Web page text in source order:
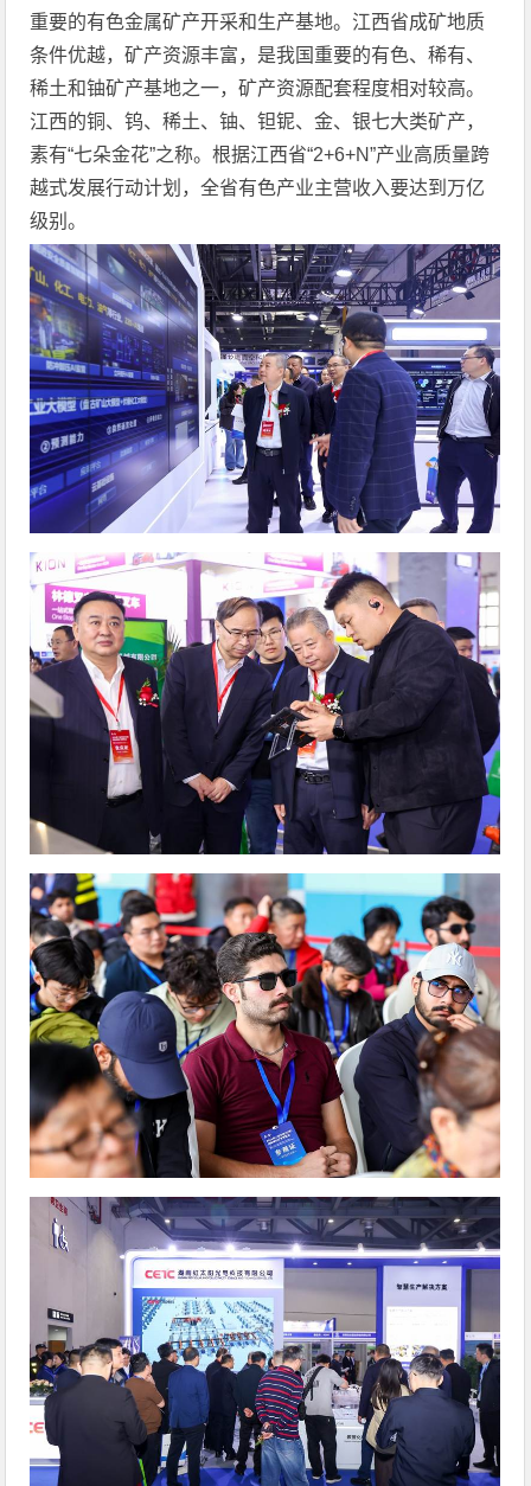
重要的有色金属矿产开采和生产基地。江西省成矿地质
条件优越，矿产资源丰富，是我国重要的有色、稀有、
稀土和铀矿产基地之一，矿产资源配套程度相对较高。
江西的铜、钨、稀土、铀、钽铌、金、银七大类矿产，
素有“七朵金花”之称。根据江西省“2+6+N”产业高质量跨
越式发展行动计划，全省有色产业主营收入要达到万亿
级别。